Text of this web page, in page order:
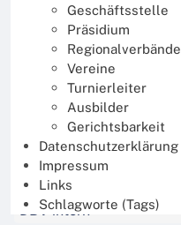
Geschäftsstelle
Präsidium
Regionalverbände
Vereine
Turnierleiter
Ausbilder
Gerichtsbarkeit
Datenschutzerklärung
Impressum
Links
Schlagworte (Tags)
International
DBV Training
Damen Training
BBO Unterricht
Thinknet für Mitglieder
Thinknet für Ausbilder
Thinknet für Turnierleiter
DBV intern